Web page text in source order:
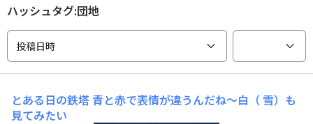
ハッシュタグ:団地
投稿日時
とある日の鉄塔青と赤で表情が違うんだね〜白（ 雪）も
見てみたい